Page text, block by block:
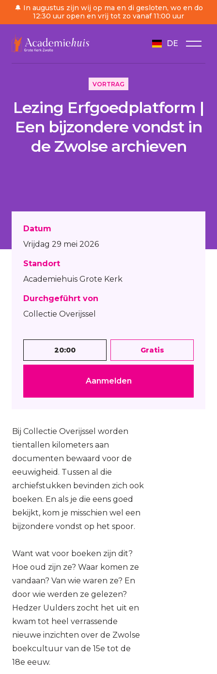
🔔 In augustus zijn wij op ma en di gesloten, wo en do
12:30 uur open en vrij tot zo vanaf 11:00 uur
DE
/
Tagesordnung
VORTRAG
Lezing Erfgoedplatform |
Een bijzondere vondst in
de Zwolse archieven
Datum
Vrijdag 29 mei 2026
Standort
Academiehuis Grote Kerk
Durchgeführt von
Collectie Overijssel
20:00 Gratis
Aanmelden
Bij Collectie Overijssel worden
tientallen kilometers aan
documenten bewaard voor de
eeuwigheid. Tussen al die
archiefstukken bevinden zich ook
boeken. En als je die eens goed
bekijkt, kom je misschien wel een
bijzondere vondst op het spoor.
Want wat voor boeken zijn dit?
Hoe oud zijn ze? Waar komen ze
vandaan? Van wie waren ze? En
door wie werden ze gelezen?
Hedzer Uulders zocht het uit en
kwam tot heel verrassende
nieuwe inzichten over de Zwolse
boekcultuur van de 15e tot de
18e eeuw.